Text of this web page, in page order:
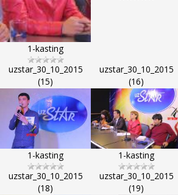
1-kasting
uzstar_30_10_2015
(15)
1-kasting
uzstar_30_10_2015
(16)
1-kasting
uzstar_30_10_2015
(18)
uzstar_30_10_2015
(19)